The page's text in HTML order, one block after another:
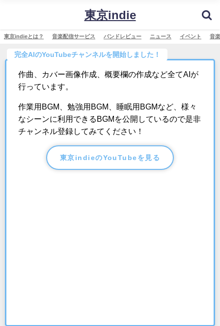
東京indie
東京indieとは？ 音楽配信サービス バンドレビュー ニュース イベント 音
完全AIのYouTubeチャンネルを開始しました！
作曲、カバー画像作成、概要欄の作成など全てAIが
行っています。
作業用BGM、勉強用BGM、睡眠用BGMなど、様々
なシーンに利用できるBGMを公開しているので是非
チャンネル登録してみてください！
東京indieのYouTubeを見る